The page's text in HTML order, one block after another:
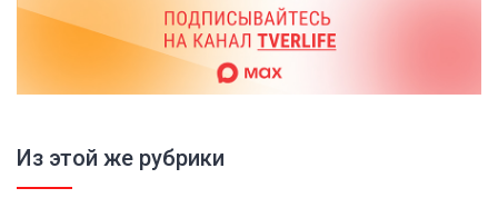
Из этой же рубрики